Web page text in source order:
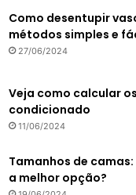
Como desentupir
métodos simples e
27/06/2024
Veja como calcular
condicionado
11/06/2024
Tamanhos de
a melhor opção?